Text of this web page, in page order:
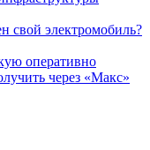
свой электромобиль?
оперативно
через «Макс»